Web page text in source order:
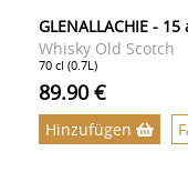
GLENALLACHIE -
Whisky Old Scotch
70 cl (0.7L)
89.90 €
Hinzufügen